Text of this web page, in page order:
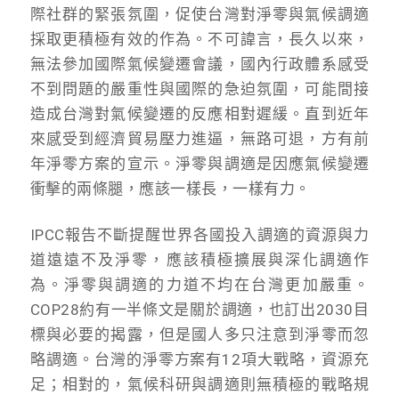
際社群的緊張氛圍，促使台灣對淨零與氣候調適
採取更積極有效的作為。不可諱言，長久以來，
無法參加國際氣候變遷會議，國內行政體系感受
不到問題的嚴重性與國際的急迫氛圍，可能間接
造成台灣對氣候變遷的反應相對遲緩。直到近年
來感受到經濟貿易壓力進逼，無路可退，方有前
年淨零方案的宣示。淨零與調適是因應氣候變遷
衝擊的兩條腿，應該一樣長，一樣有力。
IPCC報告不斷提醒世界各國投入調適的資源與力
道遠遠不及淨零，應該積極擴展與深化調適作
為。淨零與調適的力道不均在台灣更加嚴重。
COP28約有一半條文是關於調適，也訂出2030目
標與必要的揭露，但是國人多只注意到淨零而忽
略調適。台灣的淨零方案有12項大戰略，資源充
足；相對的，氣候科研與調適則無積極的戰略規